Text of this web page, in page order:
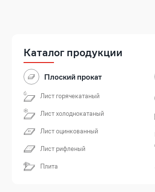
Каталог продукции
Плоский прокат
Лист горячекатаный
Лист холоднокатаный
Лист оцинкованный
Лист рифленый
Плита